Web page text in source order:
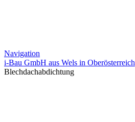
Navigation
i-Bau GmbH aus Wels in Oberösterreich
Blechdachabdichtung